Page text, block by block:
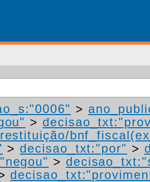
>
>
> decisao_txt:"por" >
>